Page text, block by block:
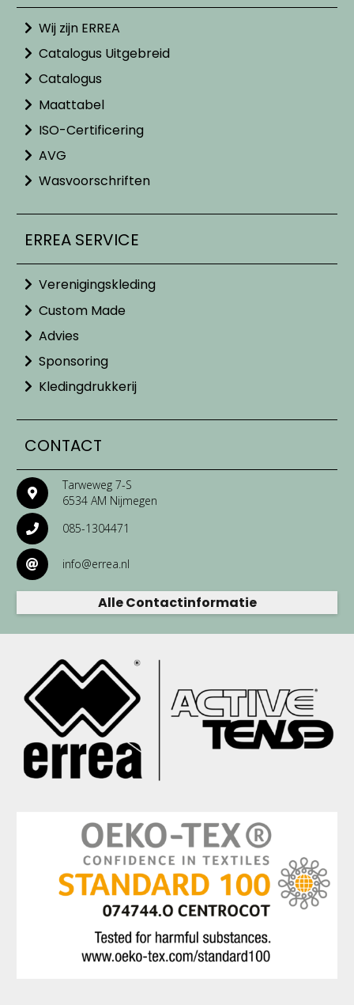
Wij zijn ERREA
Catalogus Uitgebreid
Catalogus
Maattabel
ISO-Certificering
AVG
Wasvoorschriften
ERREA SERVICE
Verenigingskleding
Custom Made
Advies
Sponsoring
Kledingdrukkerij
CONTACT
Tarweweg 7-S
6534 AM Nijmegen
085-1304471
info@errea.nl
Alle Contactinformatie